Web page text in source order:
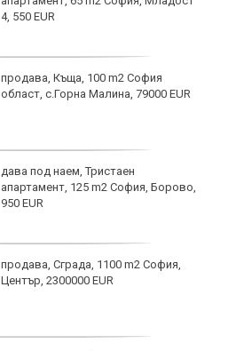
4, 550 EUR
продава, Къща, 100 m2 София
област, с.Горна Малина, 79000 EUR
дава под наем, Тристаен
апартамент, 125 m2 София, Борово,
950 EUR
продава, Сграда, 1100 m2 София,
Център, 2300000 EUR